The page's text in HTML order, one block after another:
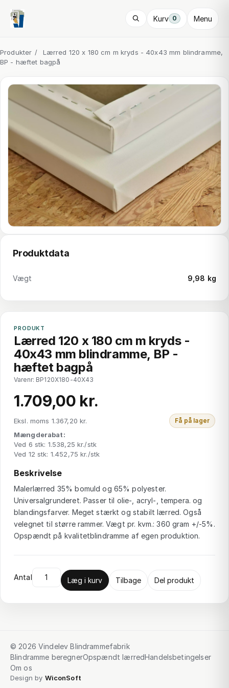
Kurv 0 Menu
Produkter /
Lærred 120 x 180 cm m kryds - 40x43 mm blindramme,
BP - hæftet bagpå
Produktdata
Vægt 9,98 kg
PRODUKT
Lærred 120 x 180 cm m kryds -
40x43 mm blindramme, BP -
hæftet bagpå
Varenr: BP120X180-40X43
1.709,00 kr.
Eksl. moms 1.367,20 kr. Få på lager
Mængderabat:
Ved 6 stk: 1.538,25 kr./stk
Ved 12 stk: 1.452,75 kr./stk
Beskrivelse
Malerlærred 35% bomuld og 65% polyester.
Universalgrunderet. Passer til olie-, acryl-, tempera. og
blandingsfarver. Meget stærkt og stabilt lærred. Også
velegnet til større rammer. Vægt pr. kvm.: 360 gram +/-5%.
Opspændt på kvalitetblindramme af egen produktion.
Antal Læg i kurv Tilbage Del produkt
© 2026 Vindelev Blindrammefabrik
Blindramme beregnerOpspændt lærredHandelsbetingelser
Om os
Design by WiconSoft